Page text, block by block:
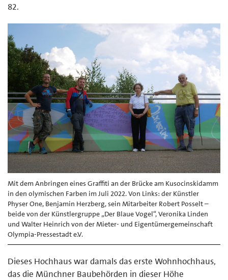
82.
Mit dem Anbringen eines Graffiti an der Brücke am Kusocinskidamm
in den olymischen Farben im Juli 2022. Von Links: der Künstler
Physer One, Benjamin Herzberg, sein Mitarbeiter Robert Posselt –
beide von der Künstlergruppe „Der Blaue Vogel“, Veronika Linden
und Walter Heinrich von der Mieter- und Eigentümergemeinschaft
Olympia-Pressestadt e.V.
Dieses Hochhaus war damals das erste Wohnhochhaus,
das die Münchner Baubehörden in dieser Höhe